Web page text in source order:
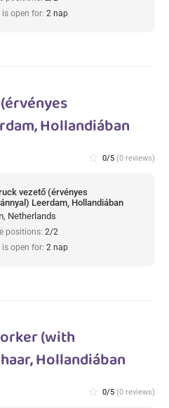
open for: 2 nap
Hollandiában
star_border 0/5 (0 reviews)
vezető (érvényes
Leerdam, Hollandiában
Netherlands
positions: 2/2
open for: 2 nap
(with
Hollandiában
star_border 0/5 (0 reviews)